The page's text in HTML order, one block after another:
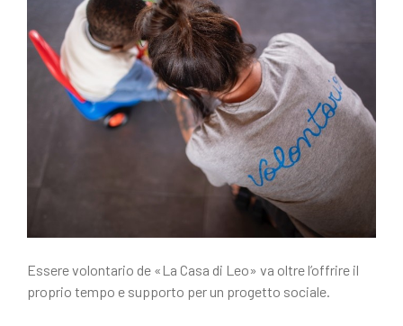
e
b
o
o
di
vi
di
Essere volontario de «La Casa di Leo» va oltre l’offrire il
proprio tempo e supporto per un progetto sociale.